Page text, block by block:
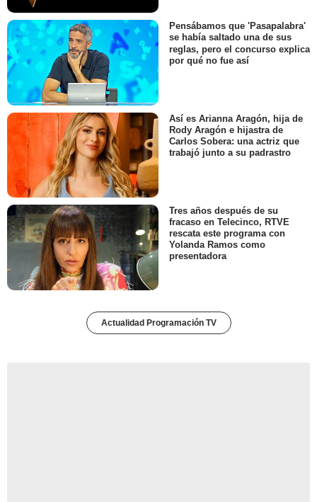
Pensábamos que 'Pasapalabra'
se había saltado una de sus
reglas, pero el concurso explica
por qué no fue así
Así es Arianna Aragón, hija de
Rody Aragón e hijastra de
Carlos Sobera: una actriz que
trabajó junto a su padrastro
Tres años después de su
fracaso en Telecinco, RTVE
rescata este programa con
Yolanda Ramos como
presentadora
Actualidad Programación TV